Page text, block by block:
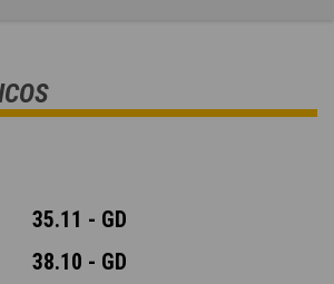
35.11 - GD
38.10 - GD